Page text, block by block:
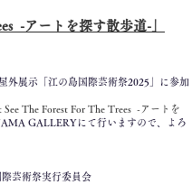
-アートを探す散歩道-」
外展示「江の島国際芸術祭2025」に参加
See The Forest For The Trees -アートを
GALLERYにて行いますので、よろ
芸術祭実行委員会